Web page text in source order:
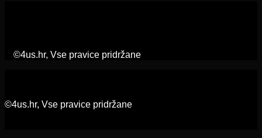
©4us.hr, Vse pravice pridržane
©4us.hr, Vse pravice pridržane